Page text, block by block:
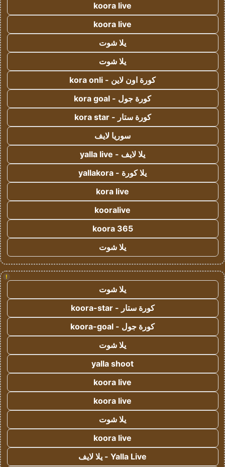
koora live
koora live
يلا شوت
يلا شوت
كورة اون لاين - kora onli
كورة جول - kora goal
كورة ستار - kora star
سوريا لايف
يلا لايف - yalla live
يلا كورة - yallakora
kora live
kooralive
koora 365
يلا شوت
!
يلا شوت
كورة ستار - koora-star
كورة جول - koora-goal
يلا شوت
yalla shoot
koora live
koora live
يلا شوت
koora live
Yalla Live - يلا لايف